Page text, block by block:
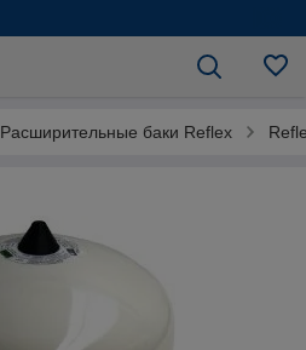
Расширительные баки Reflex